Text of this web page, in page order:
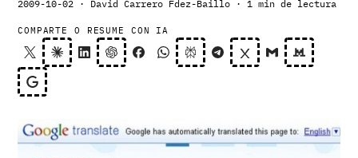
2009-10-02 · David Carrero Fdez-Baillo · 1 min de lectura
COMPARTE O RESUME CON IA